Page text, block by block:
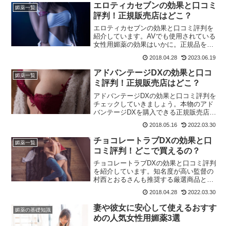
媚薬一覧
エロティカセブンの効果と口コミ
評判！正規販売店はどこ？
エロティカセブンの効果と口コミ評判を
紹介しています。AVでも使用されている
女性用媚薬の効果はいかに。正規品をお
中です！今すぐチェック！
2018.04.28 2023.06.19
媚薬一覧
アドバンテージDXの効果と口コ
ミ評判！正規販売店はどこ？
アドバンテージDXの効果と口コミ評判を
チェックしていきましょう。本物のアド
バンテージDXを購入できる正規販売店も
2018.05.16 2022.03.30
媚薬一覧
チョコレートラブDXの効果と口
コミ評判！どこで買えるの？
チョコレートラブDXの効果と口コミ評判
を紹介しています。知名度が高い監督の
村西とおるさんも推奨する厳選商品とし
る正規販売店もチェックしましょう！
2018.04.28 2022.03.30
媚薬の基礎知識
妻や彼女に安心して使えるおすす
めの人気女性用媚薬3選